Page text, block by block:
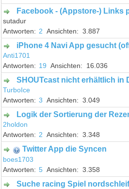
Facebook - (Appstore-) Links
sutadur
2
3.887
iPhone 4 Navi App gesucht
Anti1701
19
16.036
SHOUTcast nicht erhältlich in
TurboIce
3
3.049
Logik der Sortierung der
2holdon
2
3.348
Twitter App die Syncen
boes1703
5
3.358
Suche racing Spiel